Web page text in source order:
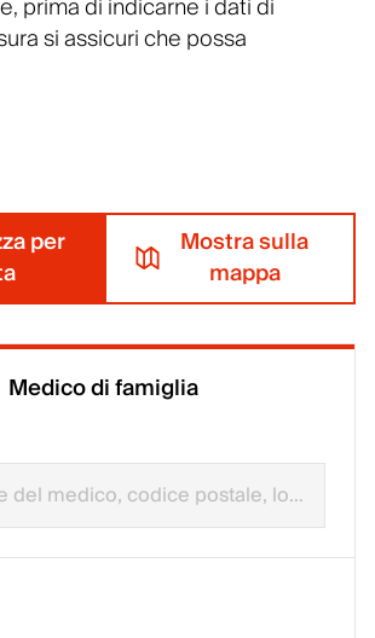
prima di indicarne i dati di
si assicuri che possa
per
Mostra sulla
mappa
Medico di famiglia